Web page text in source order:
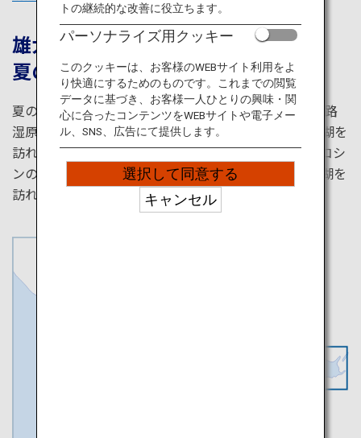
雄大な大自然を感じて
夏の道東を巡るツアー
夏の緑豊かな自然を愛する人におすすめのルート。 釧路
湿原展望台からの景色を楽しみ、マリモで有名な阿寒湖を
訪れ、神秘的な摩周湖を探索します。さらに、オシンコシ
ンの滝と、世界自然遺産である知床国立公園の知床五湖を
訪れます。
トの継続的な改善に役立ちます。
パーソナライズ用クッキー
このクッキーは、お客様のWEBサイト利用をよ
り快適にするためのものです。これまでの閲覧
データに基づき、お客様一人ひとりの興味・関
心に合ったコンテンツをWEBサイトや電子メー
ル、SNS、広告にて提供します。
選択して同意する
キャンセル